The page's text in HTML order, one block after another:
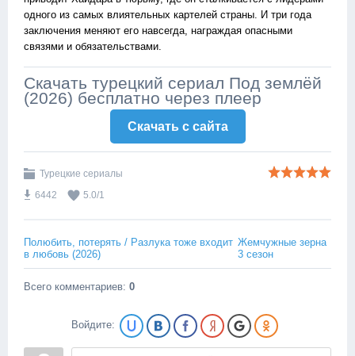
одного из самых влиятельных картелей страны. И три года
заключения меняют его навсегда, награждая опасными
связями и обязательствами.
Скачать турецкий сериал Под землёй
(2026) бесплатно через плеер
Скачать c сайта
Турецкие сериалы
6442
5.0/1
Полюбить, потерять / Разлука тоже входит
в любовь (2026)
Жемчужные зерна
3 сезон
Всего комментариев: 0
Войдите: